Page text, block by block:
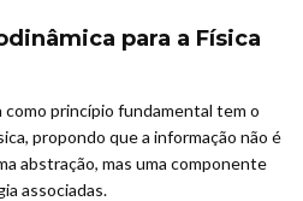
para a Física
princípio fundamental tem o
propondo que a informação não é
abstração, mas uma componente
associadas.